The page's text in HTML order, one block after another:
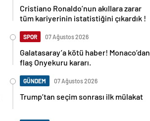
Cristiano Ronaldo’nun akıllara zarar
tüm kariyerinin istatistiğini çıkardık !
SPOR 07 Ağustos 2026
Galatasaray’a kötü haber! Monaco’dan
flaş Onyekuru kararı.
GÜNDEM 07 Ağustos 2026
Trump’tan seçim sonrası ilk mülakat